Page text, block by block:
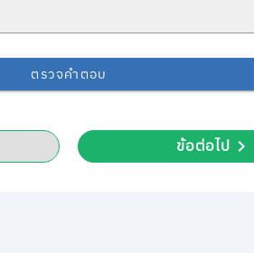
ตรวจคำตอบ
ข้อต่อไป